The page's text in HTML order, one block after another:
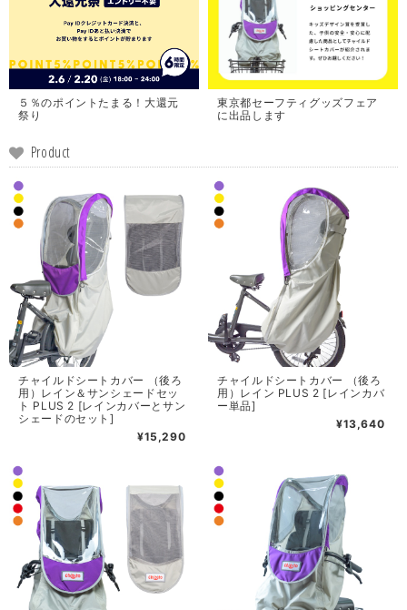
５％のポイントたまる！大還元
祭り
東京都セーフティグッズフェア
に出品します
Product
チャイルドシートカバー （後ろ
用）レイン＆サンシェードセッ
ト PLUS 2 [レインカバーとサン
シェードのセット]
¥15,290
チャイルドシートカバー （後ろ
用）レイン PLUS 2 [レインカバ
ー単品]
¥13,640